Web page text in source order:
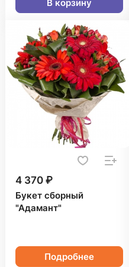
В корзину
4 370 ₽
Букет сборный
"Адамант"
Подробнее